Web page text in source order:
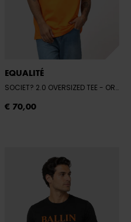
EQUALITÉ
SOCIET? 2.0 OVERSIZED TEE - ORANJE
€ 70,00